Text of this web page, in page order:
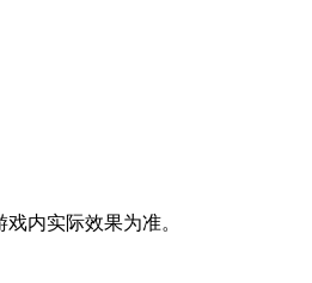
内实际效果为准。